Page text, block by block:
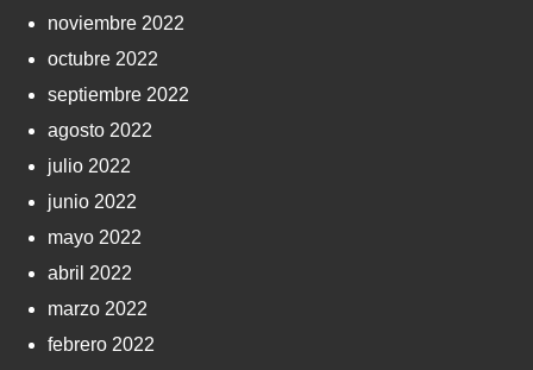
noviembre 2022
octubre 2022
septiembre 2022
agosto 2022
julio 2022
junio 2022
mayo 2022
abril 2022
marzo 2022
febrero 2022